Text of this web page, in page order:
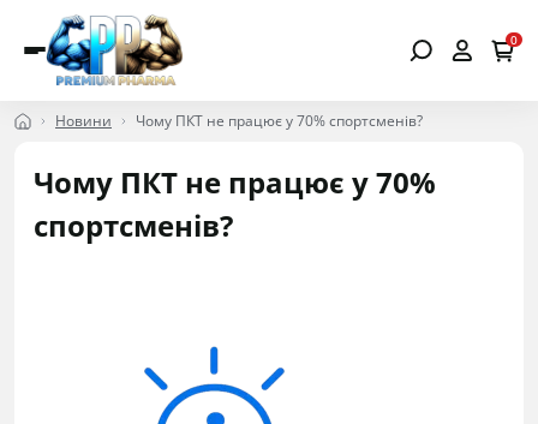
0
Новини Чому ПКТ не працює у 70% спортсменів?
Чому ПКТ не працює у 70%
спортсменів?